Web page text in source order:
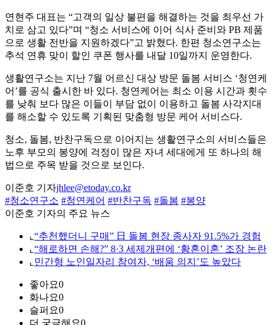
연현주 대표는 “고객의 일상 불편을 해결하는 것을 최우선 가
치로 삼고 있다”며 “청소 서비스에 이어 식사 준비와 PB 제품
으로 생활 전반을 지원하겠다”고 밝혔다. 한편 청소연구소는
추석 연휴 맞이 할인 쿠폰 행사를 내달 10일까지 운영한다.
생활연구소는 지난 7월 어르신 대상 방문 돌봄 서비스 ‘청연케
어’를 공식 출시한 바 있다. 청연케어는 최소 이용 시간과 횟수
를 낮춰 보다 많은 이들이 부담 없이 이용하고 돌봄 사각지대
를 해소할 수 있도록 기획된 맞춤형 방문 케어 서비스다.
청소, 돌봄, 반찬구독으로 이어지는 생활연구소의 서비스들은
노후 부모의 봉양에 걱정이 많은 자녀 세대에게 또 하나의 해
법으로 주목 받을 것으로 보인다.
이준호 기자jhlee@etoday.co.kr
#청소연구소 #청연케어 #반찬구독 #돌봄 #봉양
이준호 기자의 주요 뉴스
⌞ “추천했더니 구매” 日 돌봄 현장 종사자 91.5%가 경험
⌞ “해로하면 손해?” 8·3 세제개편에 ‘황혼이혼’ 조장 논란
⌞ 민간형 노인일자리 참여자, ‘배움 의지’도 높았다
좋아요0
화나요0
슬퍼요0